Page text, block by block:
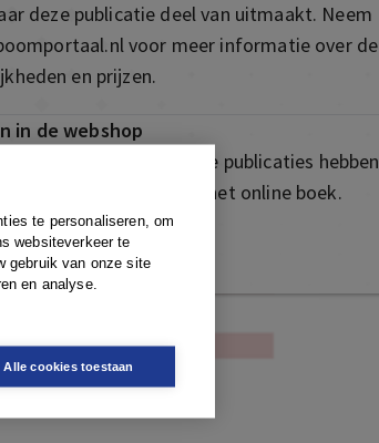
te personaliseren, om
websiteverkeer te
gebruik van onze site
en analyse.
Alle cookies toestaan
deze publicatie deel van uitmaakt. Neem
voor meer informatie over de
en prijzen.
in de webshop
onze webshop. Sommige publicaties hebben
toegang te kopen tot het online boek.
de webshop